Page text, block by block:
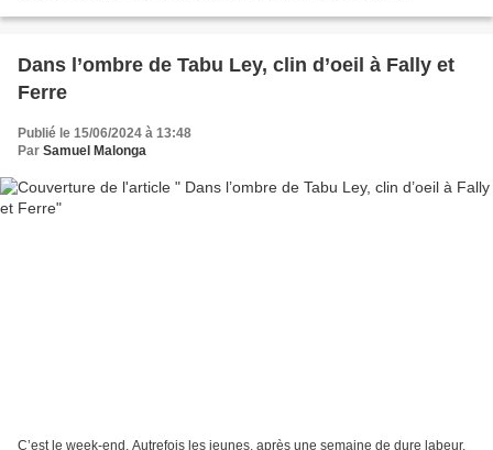
Dans l’ombre de Tabu Ley, clin d’oeil à Fally et
Ferre
Publié le 15/06/2024 à 13:48
Par Samuel Malonga
C’est le week-end. Autrefois les jeunes, après une semaine de dure labeur,